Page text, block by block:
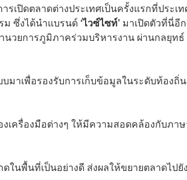
เปิดตลาดต่างประเทศเป็นครั้งแรกที่ประเ
ม ซึ่งได้นำแบรนด์ ‘ไวซ์ไซท์’ มาเปิดตัวที่นี่อี
นวยการภูมิภาคร่วมบริหารงาน ผ่านกลยุทธ์
มาเพื่อรองรับการเก็บข้อมูลในระดับท้องถิ่น
ครื่องมือต่างๆ ให้มีความสอดคล้องกับภา
นพื้นที่เป็นอย่างดี ส่งผลให้ขยายตลาดไปยัง